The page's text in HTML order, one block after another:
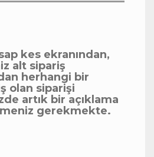
kes ekranından,
alt sipariş
herhangi bir
olan siparişi
artık bir açıklama
gerekmekte.